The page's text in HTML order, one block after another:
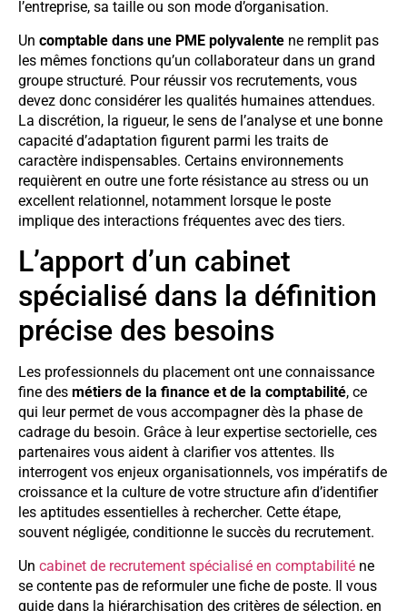
l’entreprise, sa taille ou son mode d’organisation.
Un comptable dans une PME polyvalente ne remplit pas
les mêmes fonctions qu’un collaborateur dans un grand
groupe structuré. Pour réussir vos recrutements, vous
devez donc considérer les qualités humaines attendues.
La discrétion, la rigueur, le sens de l’analyse et une bonne
capacité d’adaptation figurent parmi les traits de
caractère indispensables. Certains environnements
requièrent en outre une forte résistance au stress ou un
excellent relationnel, notamment lorsque le poste
implique des interactions fréquentes avec des tiers.
L’apport d’un cabinet
spécialisé dans la définition
précise des besoins
Les professionnels du placement ont une connaissance
fine des métiers de la finance et de la comptabilité, ce
qui leur permet de vous accompagner dès la phase de
cadrage du besoin. Grâce à leur expertise sectorielle, ces
partenaires vous aident à clarifier vos attentes. Ils
interrogent vos enjeux organisationnels, vos impératifs de
croissance et la culture de votre structure afin d’identifier
les aptitudes essentielles à rechercher. Cette étape,
souvent négligée, conditionne le succès du recrutement.
Un cabinet de recrutement spécialisé en comptabilité ne
se contente pas de reformuler une fiche de poste. Il vous
guide dans la hiérarchisation des critères de sélection, en